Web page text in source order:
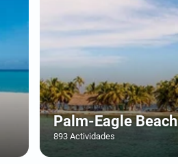
Palm-Eagle Beach
893 Actividades